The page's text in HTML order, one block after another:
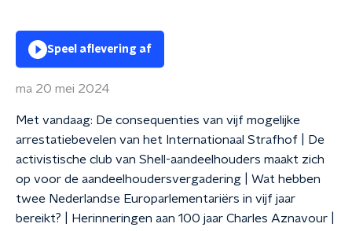
Speel aflevering af
ma 20 mei 2024
Met vandaag: De consequenties van vijf mogelijke
arrestatiebevelen van het Internationaal Strafhof | De
activistische club van Shell-aandeelhouders maakt zich
op voor de aandeelhoudersvergadering | Wat hebben
twee Nederlandse Europarlementariërs in vijf jaar
bereikt? | Herinneringen aan 100 jaar Charles Aznavour |